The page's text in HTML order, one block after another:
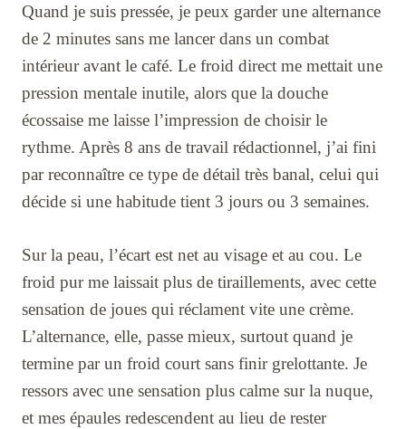
Quand je suis pressée, je peux garder une alternance
de 2 minutes sans me lancer dans un combat
intérieur avant le café. Le froid direct me mettait une
pression mentale inutile, alors que la douche
écossaise me laisse l’impression de choisir le
rythme. Après 8 ans de travail rédactionnel, j’ai fini
par reconnaître ce type de détail très banal, celui qui
décide si une habitude tient 3 jours ou 3 semaines.
Sur la peau, l’écart est net au visage et au cou. Le
froid pur me laissait plus de tiraillements, avec cette
sensation de joues qui réclament vite une crème.
L’alternance, elle, passe mieux, surtout quand je
termine par un froid court sans finir grelottante. Je
ressors avec une sensation plus calme sur la nuque,
et mes épaules redescendent au lieu de rester